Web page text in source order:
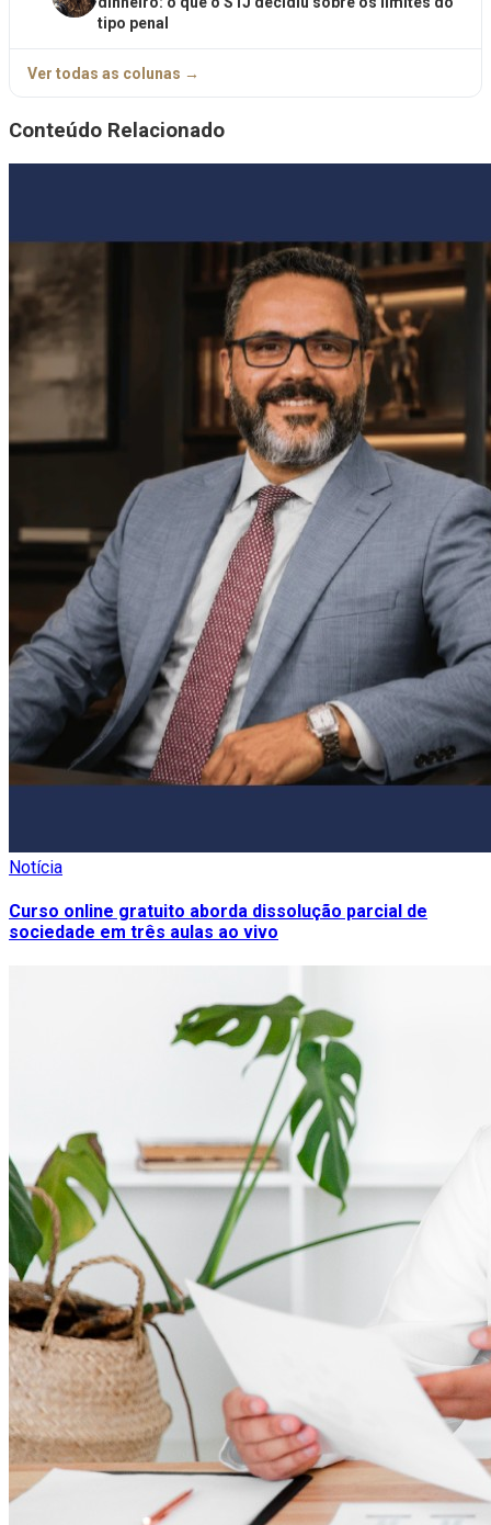
tipo penal
Ver todas as colunas →
Conteúdo Relacionado
Notícia
Curso online gratuito aborda dissolução parcial de
sociedade em três aulas ao vivo